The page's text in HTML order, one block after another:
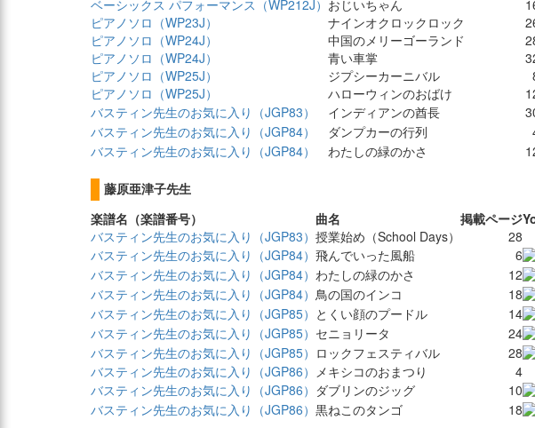
ベーシックス パフォーマンス（WP212J） おじいちゃん
ピアノソロ（WP23J）
ナインオクロックロック
ピアノソロ（WP24J）
中国のメリーゴーランド
ピアノソロ（WP24J）
青い車掌
ピアノソロ（WP25J）
ジプシーカーニバル
ピアノソロ（WP25J）
ハローウィンのおばけ
バスティン先生のお気に入り（JGP83）
インディアンの酋長
バスティン先生のお気に入り（JGP84）
ダンプカーの行列
バスティン先生のお気に入り（JGP84）
わたしの緑のかさ
藤原亜津子先生
楽譜名（楽譜番号） 曲名 掲載ページ
バスティン先生のお気に入り（JGP83） 授業始め（School Days）
28
バスティン先生のお気に入り（JGP84） 飛んでいった風船
6
バスティン先生のお気に入り（JGP84） わたしの緑のかさ
12
バスティン先生のお気に入り（JGP84） 鳥の国のインコ
18
バスティン先生のお気に入り（JGP85） とくい顔のプードル
14
バスティン先生のお気に入り（JGP85） セニョリータ
24
バスティン先生のお気に入り（JGP85） ロックフェスティバル
28
バスティン先生のお気に入り（JGP86） メキシコのおまつり
4
バスティン先生のお気に入り（JGP86） ダブリンのジッグ
10
バスティン先生のお気に入り（JGP86） 黒ねこのタンゴ 18